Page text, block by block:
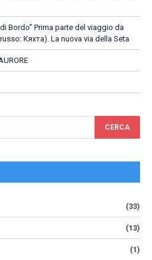
Bordo” Prima parte del viaggio da
Кяхта). La nuova via della Seta
(33)
(13)
(1)